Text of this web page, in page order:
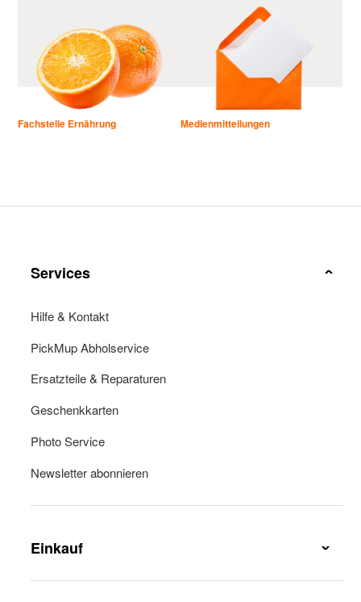
Fachstelle Ernährung Medienmitteilungen
Services
Hilfe & Kontakt
PickMup Abholservice
Ersatzteile & Reparaturen
Geschenkkarten
Photo Service
Newsletter abonnieren
Einkauf
Lieferung & Lieferkosten